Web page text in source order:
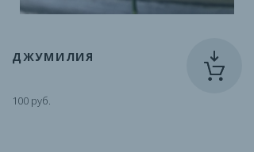
ДЖУМИЛИЯ
100 руб.